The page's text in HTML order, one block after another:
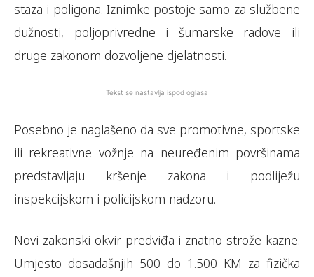
staza i poligona. Iznimke postoje samo za službene
dužnosti, poljoprivredne i šumarske radove ili
druge zakonom dozvoljene djelatnosti.
Tekst se nastavlja ispod oglasa
Posebno je naglašeno da sve promotivne, sportske
ili rekreativne vožnje na neuređenim površinama
predstavljaju kršenje zakona i podliježu
inspekcijskom i policijskom nadzoru.
Novi zakonski okvir predviđa i znatno strože kazne.
Umjesto dosadašnjih 500 do 1.500 KM za fizička